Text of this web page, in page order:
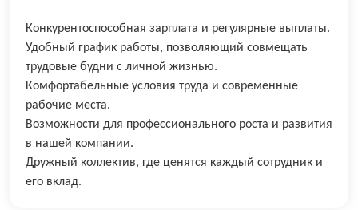
Конкурентоспособная зарплата и регулярные выплаты.
Удобный график работы, позволяющий совмещать
трудовые будни с личной жизнью.
Комфортабельные условия труда и современные
рабочие места.
Возможности для профессионального роста и развития
в нашей компании.
Дружный коллектив, где ценятся каждый сотрудник и
его вклад.